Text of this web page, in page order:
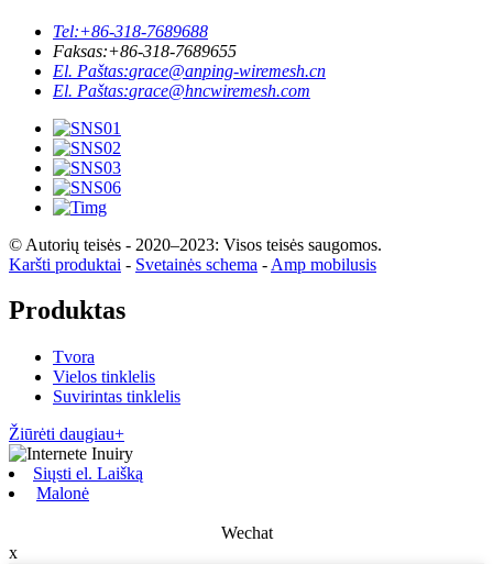
Tel:+86-318-7689688
Faksas:+86-318-7689655
El. Paštas:grace@anping-wiremesh.cn
El. Paštas:grace@hncwiremesh.com
© Autorių teisės - 2020–2023: Visos teisės saugomos.
Karšti produktai - Svetainės schema - Amp mobilusis
Produktas
Tvora
Vielos tinklelis
Suvirintas tinklelis
Žiūrėti daugiau+
Siųsti el. Laišką
Malonė
Wechat
x